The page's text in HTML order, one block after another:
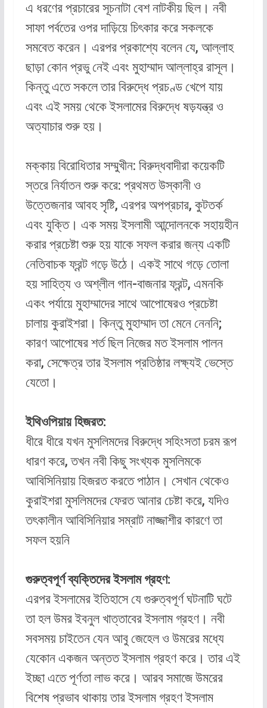
এ ধরণের প্রচারের সূচনাটা বেশ নাটকীয় ছিল। নবী
সাফা পর্বতের ওপর দাড়িয়ে চিৎকার করে সকলকে
সমবেত করেন। এরপর প্রকাশ্যে বলেন যে, আল্লাহ
ছাড়া কোন প্রভু নেই এবং মুহাম্মাদ আল্লাহ্‌র রাসূল।
কিন্তু এতে সকলে তার বিরুদ্ধে প্রচণ্ড খেপে যায়
এবং এই সময় থেকে ইসলামের বিরুদ্ধে ষড়যন্ত্র ও
অত্যাচার শুরু হয়।
মক্কায় বিরোধিতার সম্মুখীন: বিরুদ্ধবাদীরা কয়েকটি
স্তরে নির্যাতন শুরু করে: প্রথমত উস্কানী ও
উত্তেজনার আবহ সৃষ্টি, এরপর অপপ্রচার, কুটতর্ক
এবং যুক্তি। এক সময় ইসলামী আন্দোলনকে সহায়হীন
করার প্রচেষ্টা শুরু হয় যাকে সফল করার জন্য একটি
নেতিবাচক ফ্রন্ট গড়ে উঠে। একই সাথে গড়ে তোলা
হয় সাহিত্য ও অশ্লীল গান-বাজনার ফ্রন্ট, এমনকি
একং পর্যায়ে মুহাম্মাদের সাথে আপোষেরও প্রচেষ্টা
চালায় কুরাইশরা। কিন্তু মুহাম্মাদ তা মেনে নেননি;
কারণ আপোষের শর্ত ছিল নিজের মত ইসলাম পালন
করা, সেক্ষেত্র তার ইসলাম প্রতিষ্ঠার লক্ষ্যই ভেস্তে
যেতো।
ইথিওপিয়ায় হিজরত:
ধীরে ধীরে যখন মুসলিমদের বিরুদ্ধে সহিংসতা চরম রূপ
ধারণ করে, তখন নবী কিছু সংখ্যক মুসলিমকে
আবিসিনিয়ায় হিজরত করতে পাঠান। সেখান থেকেও
কুরাইশরা মুসলিমদের ফেরত আনার চেষ্টা করে, যদিও
তৎকালীন আবিসিনিয়ার সম্রাট নাজ্জাশীর কারণে তা
সফল হয়নি
গুরুত্বপূর্ণ ব্যক্তিদের ইসলাম গ্রহণ:
এরপর ইসলামের ইতিহাসে যে গুরুত্বপূর্ণ ঘটনাটি ঘটে
তা হল উমর ইবনুল খাত্তাবের ইসলাম গ্রহণ। নবী
সবসময় চাইতেন যেন আবু জেহেল ও উমরের মধ্যে
যেকোন একজন অন্তত ইসলাম গ্রহণ করে। তার এই
ইচ্ছা এতে পূর্ণতা লাভ করে। আরব সমাজে উমরের
বিশেষ প্রভাব থাকায় তার ইসলাম গ্রহণ ইসলাম